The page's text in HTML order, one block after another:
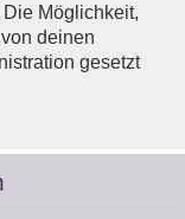
Möglichkeit,
deinen
gesetzt